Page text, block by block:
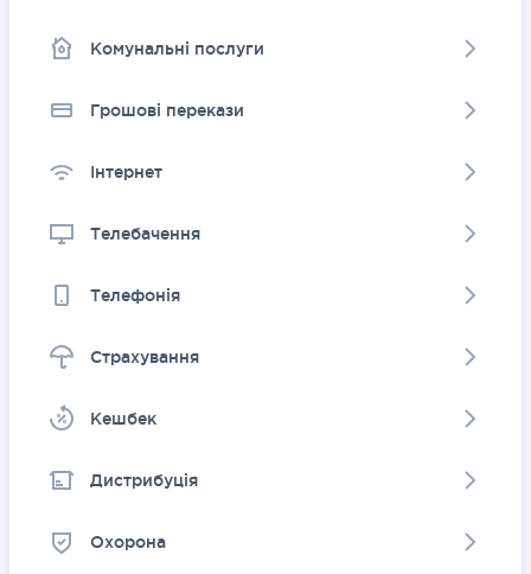
Комунальні послуги
Грошовi перекази
Інтернет
Телебачення
Телефонія
Страхування
Kешбек
Дистрибуція
Охорона